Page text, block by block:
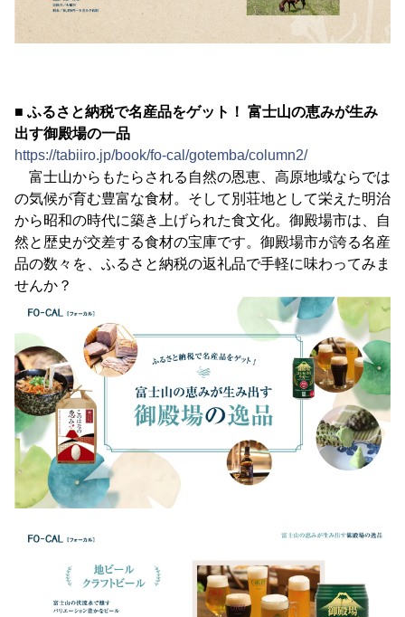
■ ふるさと納税で名産品をゲット！ 富士山の恵みが生み
出す御殿場の一品
https://tabiiro.jp/book/fo-cal/gotemba/column2/
富士山からもたらされる自然の恩恵、高原地域ならでは
の気候が育む豊富な食材。そして別荘地として栄えた明治
から昭和の時代に築き上げられた食文化。御殿場市は、自
然と歴史が交差する食材の宝庫です。御殿場市が誇る名産
品の数々を、ふるさと納税の返礼品で手軽に味わってみま
せんか？